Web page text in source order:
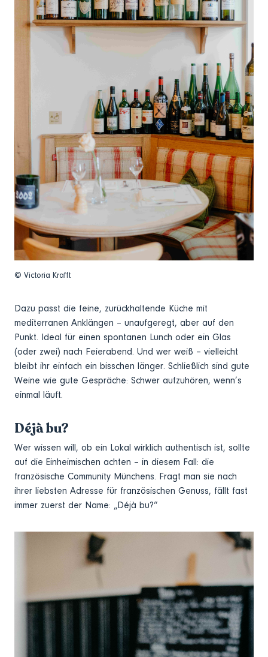
© Victoria Krafft
Dazu passt die feine, zurückhaltende Küche mit
mediterranen Anklängen – unaufgeregt, aber auf den
Punkt. Ideal für einen spontanen Lunch oder ein Glas
(oder zwei) nach Feierabend. Und wer weiß – vielleicht
bleibt ihr einfach ein bisschen länger. Schließlich sind gute
Weine wie gute Gespräche: Schwer aufzuhören, wenn’s
einmal läuft.
Déjà bu?
Wer wissen will, ob ein Lokal wirklich authentisch ist, sollte
auf die Einheimischen achten – in diesem Fall: die
französische Community Münchens. Fragt man sie nach
ihrer liebsten Adresse für französischen Genuss, fällt fast
immer zuerst der Name: „Déjà bu?“